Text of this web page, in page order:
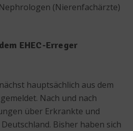
(Nierenfachärzte)
EHEC-Erreger
hauptsächlich aus dem
Nach und nach
über Erkrankte und
Bisher haben sich